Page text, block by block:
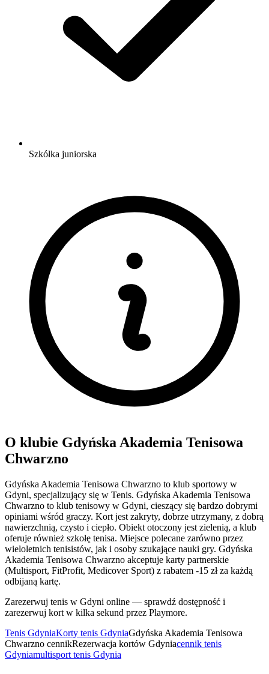
Szkółka juniorska
O klubie Gdyńska Akademia Tenisowa
Chwarzno
Gdyńska Akademia Tenisowa Chwarzno to klub sportowy w
Gdyni, specjalizujący się w Tenis. Gdyńska Akademia Tenisowa
Chwarzno to klub tenisowy w Gdyni, cieszący się bardzo dobrymi
opiniami wśród graczy. Kort jest zakryty, dobrze utrzymany, z dobrą
nawierzchnią, czysto i ciepło. Obiekt otoczony jest zielenią, a klub
oferuje również szkołę tenisa. Miejsce polecane zarówno przez
wieloletnich tenisistów, jak i osoby szukające nauki gry. Gdyńska
Akademia Tenisowa Chwarzno akceptuje karty partnerskie
(Multisport, FitProfit, Medicover Sport) z rabatem -15 zł za każdą
odbijaną kartę.
Zarezerwuj tenis w Gdyni online — sprawdź dostępność i
zarezerwuj kort w kilka sekund przez Playmore.
Tenis GdyniaKorty tenis GdyniaGdyńska Akademia Tenisowa
Chwarzno cennikRezerwacja kortów Gdyniacennik tenis
Gdyniamultisport tenis Gdynia